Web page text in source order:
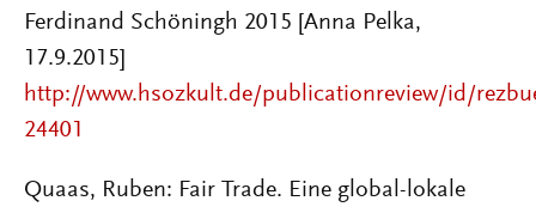
Ferdinand Schöningh 2015 [Anna Pelka,
17.9.2015]
http://www.hsozkult.de/publicationreview/id/
24401
Quaas, Ruben: Fair Trade. Eine global-lokale